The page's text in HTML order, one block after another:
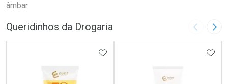
âmbar.
Queridinhos da Drogaria Imagem
ADICIONAR AOS FAVORITOS